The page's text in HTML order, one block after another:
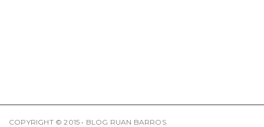
COPYRIGHT © 2015 • BLOG RUAN BARROS